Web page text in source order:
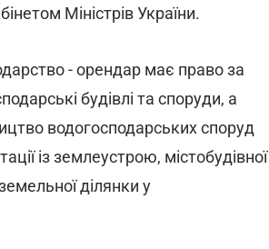
Міністрів України.
- орендар має право за
будівлі та споруди, а
водогосподарських споруд
із землеустрою, містобудівної
ділянки у